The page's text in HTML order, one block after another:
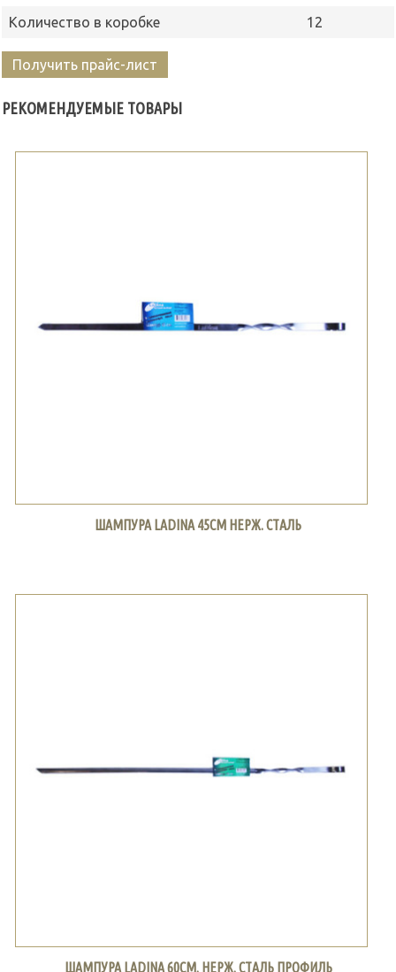
Количество в коробке
12
Получить прайс-лист
РЕКОМЕНДУЕМЫЕ ТОВАРЫ
ШАМПУРА LADINA 45СМ НЕРЖ. СТАЛЬ
ШАМПУРА LADINA 60СМ. НЕРЖ. СТАЛЬ ПРОФИЛЬ